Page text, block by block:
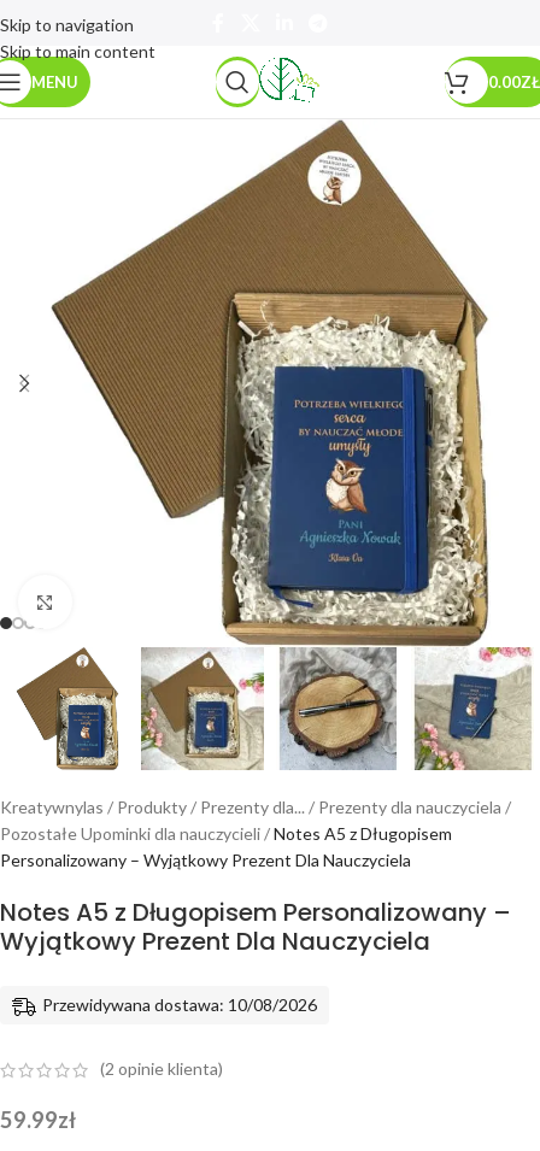
Skip to navigation
Skip to main content
MENU 0.00ZŁ
Kreatywnylas / Produkty/ Prezenty dla... / Prezenty dla nauczyciela /
Pozostałe Upominki dla nauczycieli/Notes A5 z Długopisem
Personalizowany – Wyjątkowy Prezent Dla Nauczyciela
Notes A5 z Długopisem Personalizowany –
Wyjątkowy Prezent Dla Nauczyciela
Przewidywana dostawa: 10/08/2026
(2 opinie klienta)
59.99zł